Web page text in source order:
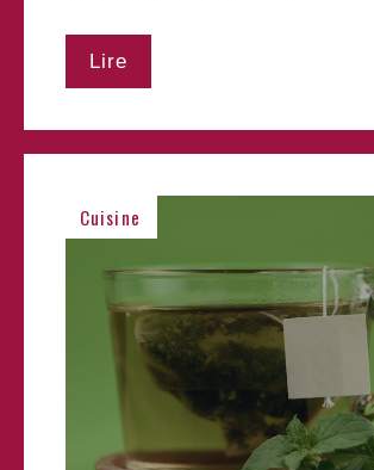
Lire
Cuisine